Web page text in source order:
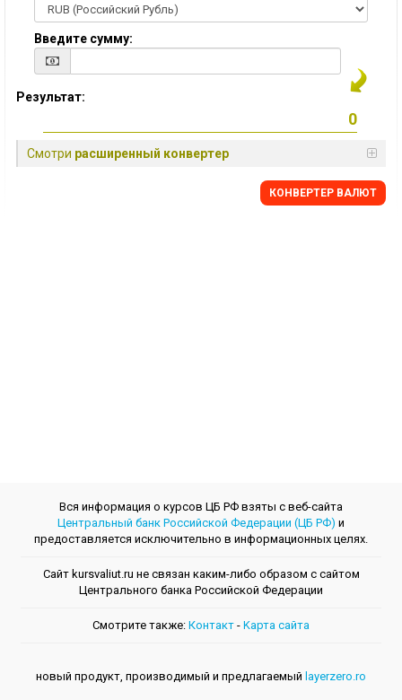
Введите сумму:
Результат:
Смотри расширенный конвертер
КОНВЕРТЕР ВАЛЮТ
Вся информация о курсов ЦБ РФ взяты с веб-сайта
Центральный банк Российской Федерации (ЦБ РФ) и
предоставляется исключительно в информационных целях.
Сайт kursvaliut.ru не связан каким-либо образом с сайтом
Центрального банкa Российской Федерации
Смотрите также: Контакт - Kарта сайта
новый продукт, производимый и предлагаемый layerzero.ro